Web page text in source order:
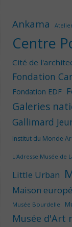
Ankama
Centre
Cité de
Fondation
Fondation EDF
Galeries
Gallimard
Institut du Monde
L'Adresse Musée de
Little Urban
Maison
Musée Bourdelle
Musée d'Art